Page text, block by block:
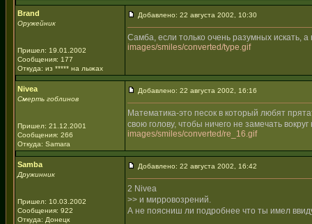
Brand
Оружейник
Пришел: 19.01.2002
Сообщения: 177
Откуда: из ***** на лыжах
Добавлено: 22 августа 2002, 10:30
Самба, если только очень разумных искать,
images/smiles/converted/type.gif
Nivea
Смерть гоблинов
Пришел: 21.12.2001
Сообщения: 266
Откуда: Samara
Добавлено: 22 августа 2002, 16:16
Математика-это песок в который любят
свою голову, чтобы ничего не замечать
images/smiles/converted/re_16.gif
Samba
Дружинник
Пришел: 10.03.2002
Сообщения: 922
Откуда: Донецк
Добавлено: 22 августа 2002, 16:42
2 Nivea
>> и мирровозрений.
А не поясниш ли подробнее что ты имел